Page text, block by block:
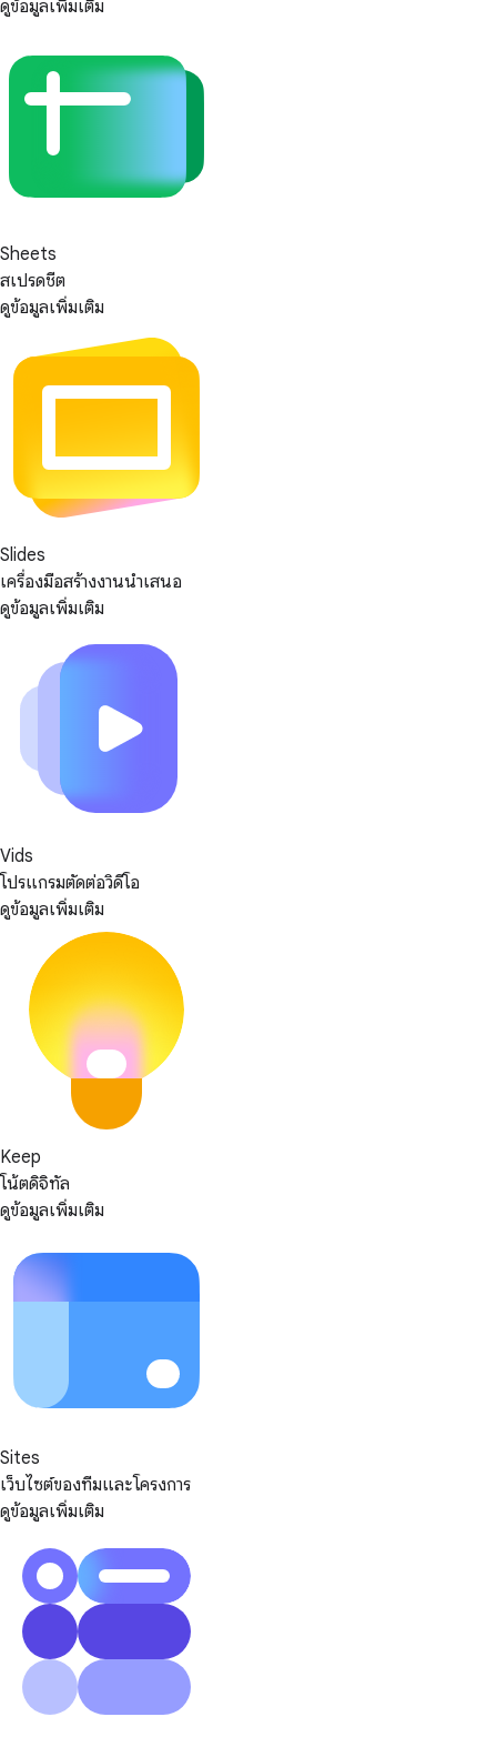
ดูข้อมูลเพิ่มเติม
Sheets
สเปรดชีต
ดูข้อมูลเพิ่มเติม
Slides
เครื่องมือสร้างงานนำเสนอ
ดูข้อมูลเพิ่มเติม
Vids
โปรแกรมตัดต่อวิดีโอ
ดูข้อมูลเพิ่มเติม
Keep
โน้ตดิจิทัล
ดูข้อมูลเพิ่มเติม
Sites
เว็บไซต์ของทีมและโครงการ
ดูข้อมูลเพิ่มเติม